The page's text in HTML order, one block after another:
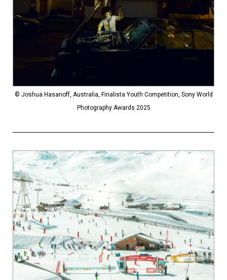
© Joshua Hasanoff, Australia, Finalista Youth Competition, Sony World
Photography Awards 2025